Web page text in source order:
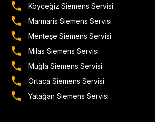
Köyceğiz Siemens Servisi
Marmaris Siemens Servisi
Menteşe Siemens Servisi
Milas Siemens Servisi
Muğla Siemens Servisi
Ortaca Siemens Servisi
Yatağan Siemens Servisi